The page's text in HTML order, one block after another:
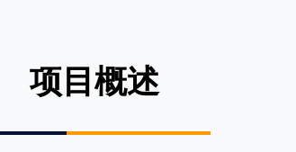
项目概述